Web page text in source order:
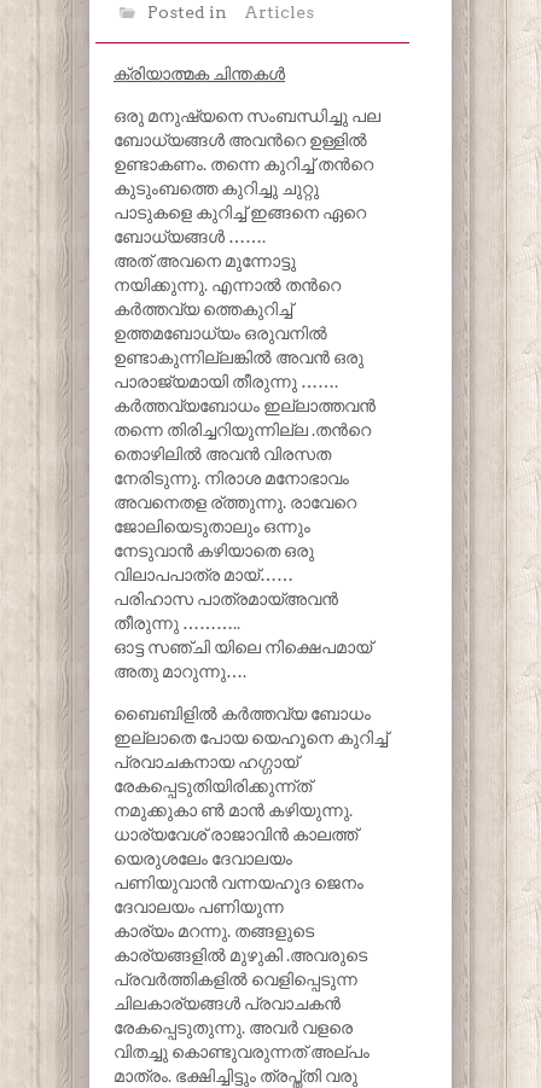
Posted in
Articles
ക്രിയാത്മക ചിന്തകള്‍
ഒരു മനുഷ്യനെ സംബന്ധിച്ചു പല
ബോധ്യങ്ങൾ അവൻറെ ഉള്ളിൽ
ഉണ്ടാകണം. തന്നെ കുറിച്ച് തൻറെ
കുടുംബത്തെ കുറിച്ചു ചുറ്റു
പാടുകളെ കുറിച്ച് ഇങ്ങനെ ഏറെ
ബോധ്യങ്ങൾ …….
അത് അവനെ മുന്നോട്ടു
നയിക്കുന്നു. എന്നാൽ തൻറെ
കർത്തവ്യ ത്തെകുറിച്ച്
ഉത്തമബോധ്യം ഒരുവനിൽ
ഉണ്ടാകുന്നില്ലങ്കിൽ അവൻ ഒരു
പാരാജ്യമായി തീരുന്നു …….
കർത്തവ്യബോധം ഇല്ലാത്തവൻ
തന്നെ തിരിച്ചറിയുന്നില്ല .തൻറെ
തൊഴിലിൽ അവൻ വിരസത
നേരിടുന്നു. നിരാശ മനോഭാവം
അവനെതള ര്ത്തുന്നു. രാവേറെ
ജോലിയെടുതാലും ഒന്നും
നേടുവാൻ കഴിയാതെ ഒരു
വിലാപപാത്ര മായ്……
പരിഹാസ പാത്രമായ്അവൻ
തീരുന്നു ………..
ഓട്ട സഞ്ചി യിലെ നിക്ഷെപമായ്
അതു മാറുന്നു….
ബൈബിളിൽ കർത്തവ്യ ബോധം
ഇല്ലാതെ പോയ യെഹൂനെ കുറിച്ച്
പ്രവാചകനായ ഹഗ്ഗായ്
രേകപ്പെടുതിയിരിക്കുന്ന്ത്
നമുക്കുകാ ണ്‍ മാൻ കഴിയുന്നു.
ധാര്യവേശ് രാജാവിൻ കാലത്ത്
യെരുശലേം ദേവാലയം
പണിയുവാൻ വന്നയഹൂദ ജെനം
ദേവാലയം പണിയുന്ന
കാര്യം മറന്നു. തങ്ങളുടെ
കാര്യങ്ങളിൽ മുഴുകി .അവരുടെ
പ്രവർത്തികളിൽ വെളിപ്പെടുന്ന
ചിലകാര്യങ്ങൾ പ്രവാചകൻ
രേകപ്പെടുതുന്നു. അവർ വളരെ
വിതച്ചു കൊണ്ടുവരുന്നത് അല്പം
മാത്രം. ഭക്ഷിച്ചിട്ടും ത്രപ്ത്തി വരു